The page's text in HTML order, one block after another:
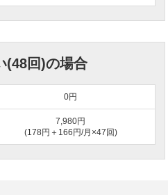
(48回)の場合
0円
7,980円
(178円＋166円/月×47回)